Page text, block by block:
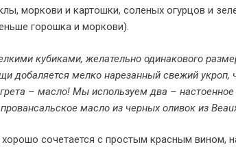
моркови и картошки, соленых огурцов и
горошка и моркови).
кубиками, желательно одинакового
добаляется мелко нарезанный свежий укроп,
– масло! Мы используем два –
масло из черных оливок из
сочетается с простым красным вином,